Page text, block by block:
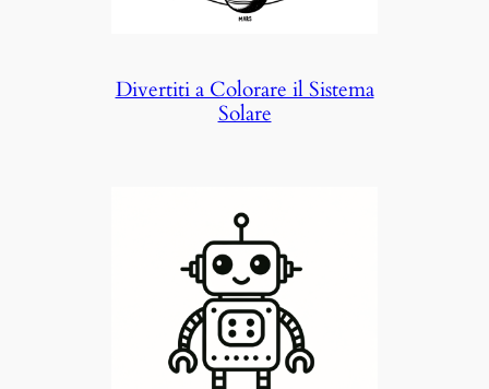
Divertiti a Colorare il Sistema
Solare